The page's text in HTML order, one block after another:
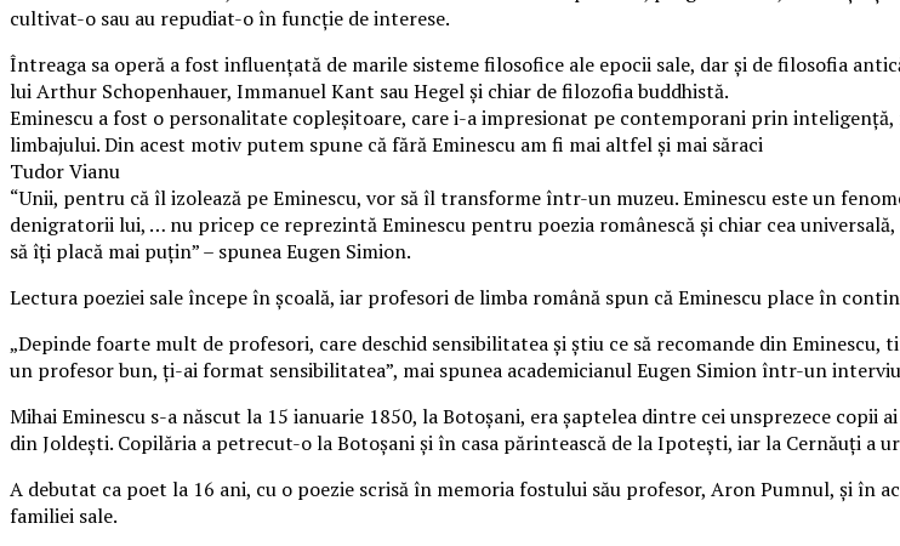
cultivat-o sau au repudiat-o în funcţie de interese.
Întreaga sa operă a fost influenţată de marile sisteme filosofice ale epocii sale, dar şi de filosofia
lui Arthur Schopenhauer, Immanuel Kant sau Hegel şi chiar de filozofia buddhistă.
Eminescu a fost o personalitate copleşitoare, care i-a impresionat pe contemporani prin
limbajului. Din acest motiv putem spune că fără Eminescu am fi mai altfel şi mai săraci
Tudor Vianu
“Unii, pentru că îl izolează pe Eminescu, vor să îl transforme într-un muzeu. Eminescu este un
denigratorii lui, … nu pricep ce reprezintă Eminescu pentru poezia românescă şi chiar cea
să îţi placă mai puţin” – spunea Eugen Simion.
Lectura poeziei sale începe în şcoală, iar profesori de limba română spun că Eminescu place în
„Depinde foarte mult de profesori, care deschid sensibilitatea şi ştiu ce să recomande din
un profesor bun, ţi-ai format sensibilitatea”, mai spunea academicianul Eugen Simion într-un
Mihai Eminescu s-a născut la 15 ianuarie 1850, la Botoşani, era şaptelea dintre cei unsprezece
din Joldeşti. Copilăria a petrecut-o la Botoşani şi în casa părintească de la Ipoteşti, iar la Cernăuţi a
A debutat ca poet la 16 ani, cu o poezie scrisă în memoria fostului său profesor, Aron Pumnul, şi în
familiei sale.